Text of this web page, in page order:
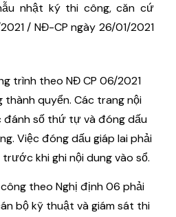
nhật ký thi công, căn cứ
/ NĐ-CP ngày 26/01/2021
trình theo NĐ CP 06/2021
quyển. Các trang nội
số thứ tự và đóng dấu
Việc đóng dấu giáp lai phải
khi ghi nội dung vào sổ.
theo Nghị định 06 phải
bộ kỹ thuật và giám sát thi